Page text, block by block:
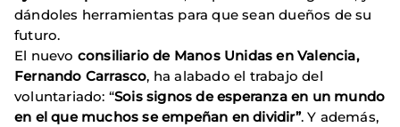
dándoles herramientas para que sean dueños de su
futuro.
El nuevo consiliario de Manos Unidas en Valencia,
Fernando Carrasco, ha alabado el trabajo del
voluntariado: “Sois signos de esperanza en un mundo
en el que muchos se empeñan en dividir”. Y además,